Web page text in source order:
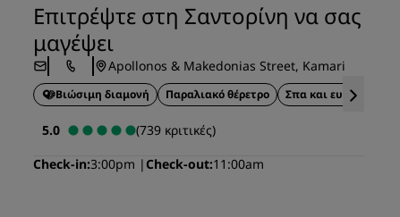
Η πρώτη φορά είναι τυχερή
Κάντε κράτηση εκ των προτέρων
Δείτε τα πακέτα μας
Επιτρέψτε στη Σαντορίνη να σας
μαγέψει
Apollonos & Makedonias Street, Kamari
Βιώσιμη διαμονή Παραλιακό θέρετρο Σπα και ευεξία
5.0
(739 κριτικές)
Check-in 3:00pm Check-out 11:00am